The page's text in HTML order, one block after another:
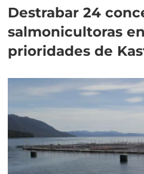
Destrabar 24
salmonicultoras
prioridades de